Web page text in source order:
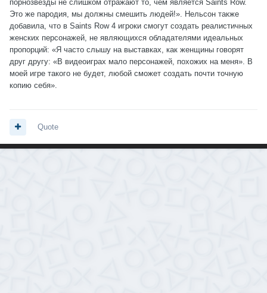
порнозвезды не слишком отражают то, чем является Saints Row.
Это же пародия, мы должны смешить людей!». Нельсон также
добавила, что в Saints Row 4 игроки смогут создать реалистичных
женских персонажей, не являющихся обладателями идеальных
пропорций: «Я часто слышу на выставках, как женщины говорят
друг другу: «В видеоиграх мало персонажей, похожих на меня». В
моей игре такого не будет, любой сможет создать почти точную
копию себя».
Quote